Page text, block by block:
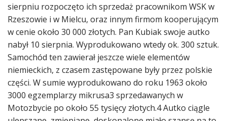
sierpniu rozpoczęto ich sprzedaż pracownikom WSK w
Rzeszowie i w Mielcu, oraz innym firmom kooperującym
w cenie około 30 000 złotych. Pan Kubiak swoje autko
nabył 10 sierpnia. Wyprodukowano wtedy ok. 300 sztuk.
Samochód ten zawierał jeszcze wiele elementów
niemieckich, z czasem zastępowane były przez polskie
części. W sumie wyprodukowano do roku 1963 około
3000 egzemplarzy mikrusa3 sprzedawanych w
Motozbycie po około 55 tysięcy złotych.4 Autko ciągle